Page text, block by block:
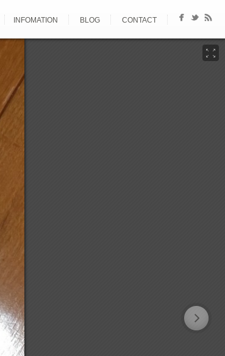
INFOMATION BLOG CONTACT